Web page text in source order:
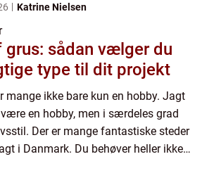
Katrine Nielsen
grus: sådan vælger du
type til dit projekt
mange ikke bare kun en hobby. Jagt
en hobby, men i særdeles grad
Der er mange fantastiske steder
i Danmark. Du behøver heller ikke